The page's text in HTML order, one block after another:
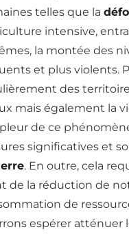
telles que la
intensive,
la montée des
et plus violents.
des
mais également la
de ce
significatives et
. En outre, cela
de la réduction de
de
espérer atténuer